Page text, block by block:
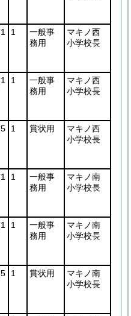
1
一般事
務用
マキノ西
小学校長
1
一般事
務用
マキノ西
小学校長
1 賞状用
マキノ西
小学校長
1
一般事
務用
マキノ南
小学校長
1
一般事
務用
マキノ南
小学校長
1 賞状用
マキノ南
小学校長